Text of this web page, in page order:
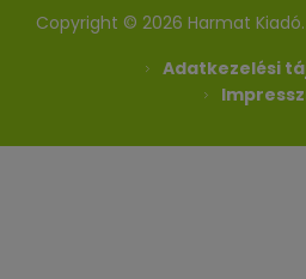
Copyright © 2026 Harmat
Adatkezelési